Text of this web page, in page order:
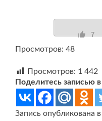
7
Просмотров: 48
Просмотров: 1 442
Поделитесь записью в
Запись опубликована в